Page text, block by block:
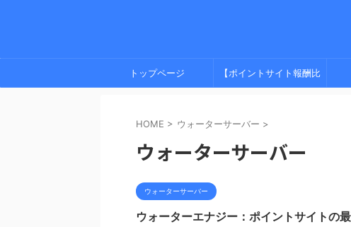
トップページ 【ポイントサイト報酬比
ー
HOME > ウォーターサーバー >
ウォーターサーバー
ウォーターサーバー
ウォーターエナジー：ポイントサイトの